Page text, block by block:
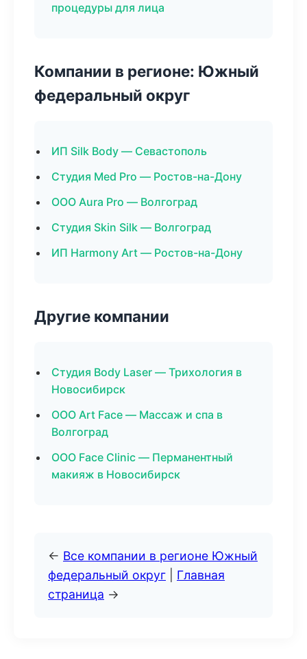
процедуры для лица
Компании в регионе: Южный
федеральный округ
ИП Silk Body — Севастополь
Студия Med Pro — Ростов-на-Дону
ООО Aura Pro — Волгоград
Студия Skin Silk — Волгоград
ИП Harmony Art — Ростов-на-Дону
Другие компании
Студия Body Laser — Трихология в
Новосибирск
ООО Art Face — Массаж и спа в
Волгоград
ООО Face Clinic — Перманентный
макияж в Новосибирск
← Все компании в регионе Южный
федеральный округ
Главная
страница →